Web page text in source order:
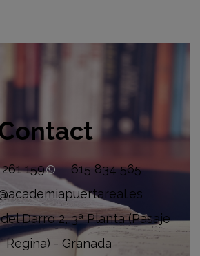
159
615 834 565
Darro 2, 3ª Planta (Pasaje
Regina) - Granada